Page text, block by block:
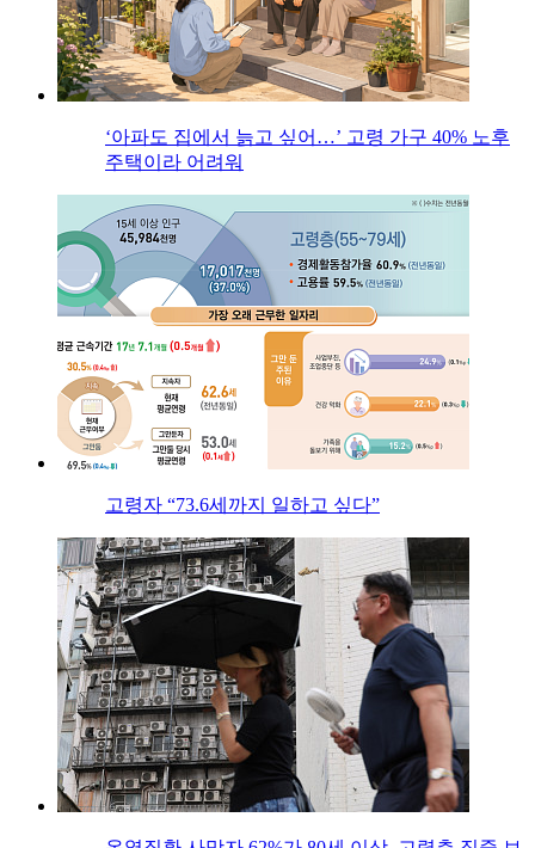
‘아파도 집에서 늙고 싶어…’ 고령 가구 40% 노후
주택이라 어려워
고령자 “73.6세까지 일하고 싶다”